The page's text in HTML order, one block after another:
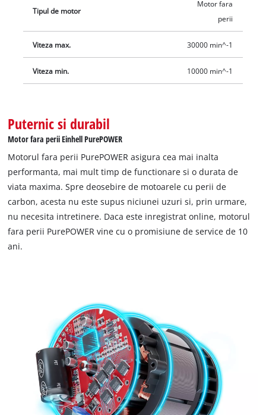
Tipul de motor
Motor fara
perii
Viteza max. 30000 min^-1
Viteza min. 10000 min^-1
Puternic si durabil
Motor fara perii Einhell PurePOWER
Motorul fara perii PurePOWER asigura cea mai inalta
performanta, mai mult timp de functionare si o durata de
viata maxima. Spre deosebire de motoarele cu perii de
carbon, acesta nu este supus niciunei uzuri si, prin urmare,
nu necesita intretinere. Daca este inregistrat online, motorul
fara perii PurePOWER vine cu o promisiune de service de 10
ani.